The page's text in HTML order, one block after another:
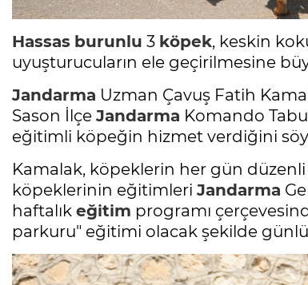
Hassas burunlu 3 köpek, keskin
uyuşturucuların ele geçirilmesine
Jandarma Uzman Çavuş Fatih
Sason İlçe Jandarma Komando
eğitimli köpeğin hizmet verdiğini
Kamalak, köpeklerin her gün
köpeklerinin eğitimleri Jandarma
haftalık eğitim programı
parkuru" eğitimi olacak şekilde